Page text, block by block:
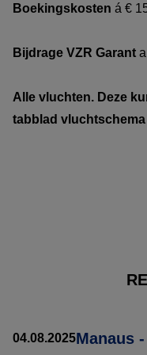
Boekingskosten á €
Bijdrage VZR Garant
Alle vluchten. Deze
tabblad vluchtschema
04.08.2025Manaus